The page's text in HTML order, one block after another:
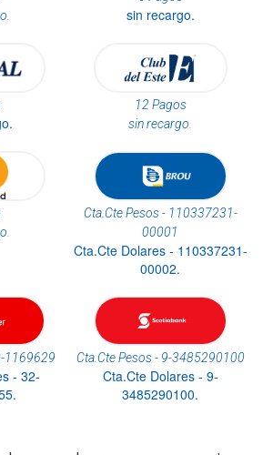
sin recargo.
12 Pagos
sin recargo.
Cta.Cte Pesos - 110337231-
00001
Cta.Cte Dolares - 110337231-
00002.
1169629
- 32-
Cta.Cte Pesos - 9-3485290100
Cta.Cte Dolares - 9-
3485290100.